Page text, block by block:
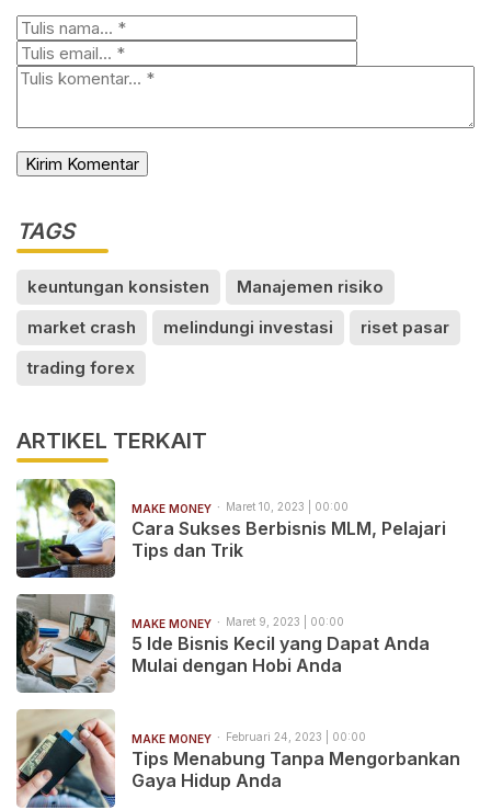
TAGS
keuntungan konsisten
Manajemen risiko
market crash
melindungi investasi
riset pasar
trading forex
ARTIKEL TERKAIT
MAKE MONEY Maret 10, 2023 | 00:00
Cara Sukses Berbisnis MLM, Pelajari
Tips dan Trik
MAKE MONEY Maret 9, 2023 | 00:00
5 Ide Bisnis Kecil yang Dapat Anda
Mulai dengan Hobi Anda
MAKE MONEY Februari 24, 2023 | 00:00
Tips Menabung Tanpa Mengorbankan
Gaya Hidup Anda